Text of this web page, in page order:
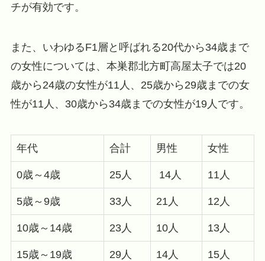
チが有効です。
また、いわゆるF1層と呼ばれる20代から34歳まで
の女性については、本巣郡北方町高屋太子では20
歳から24歳の女性が11人、25歳から29歳までの女
性が11人、30歳から34歳までの女性が19人です。
年代 合計 男性 女性
0歳～4歳 25人 14人 11人
5歳～9歳 33人 21人 12人
10歳～14歳 23人 10人 13人
15歳～19歳 29人 14人 15人